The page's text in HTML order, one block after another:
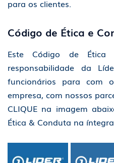
para os clientes.
Código de Ética e
Este Código de Ética
responsabilidade da
funcionários para com
empresa, com nossos
CLIQUE na imagem
Ética & Conduta na